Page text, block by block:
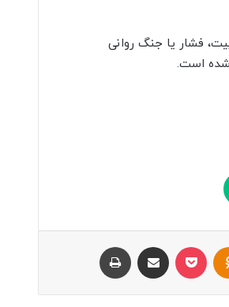
فشار یا جنگ روانی
شده است.